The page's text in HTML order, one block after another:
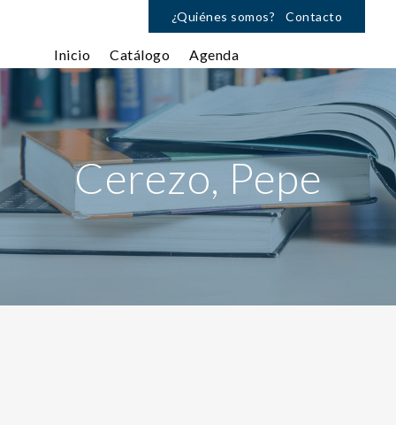
¿Quiénes somos? Contacto
Inicio Catálogo Agenda
Cerezo, Pepe